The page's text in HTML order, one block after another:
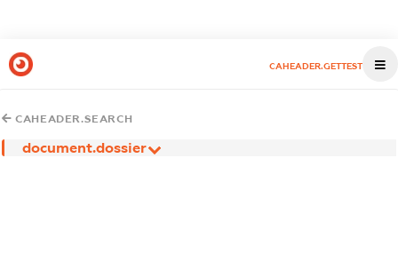
CAHEADER.GETTEST
CAHEADER.SEARCH
document.dossier